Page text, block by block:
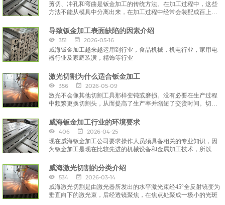
剪切、冲孔和弯曲是钣金加工的传统方法。在加工过程中，这些
方法不能从模具中分离出来，在加工过程中经常会装配成百上千
导致钣金加工表面缺陷的因素介绍
351
2026-05-16
威海钣金加工越来越运用到行业，食品机械，机电行业，家用电
器行业及家庭装潢，精饰等行业
激光切割为什么适合钣金加工
356
2026-05-09
激光不会像其他切割工具那样变钝或磨损。没有必要在生产过程
中频繁更换切割头，从而提高了生产率并缩短了交货时间。切割
威海钣金加工行业的环境要求
406
2026-04-25
现在威海钣金加工公司要求操作人员须具备相关的专业知识，因
为钣金加工是现在比较先进的机械设备和金属加工技术，所以有
能，
威海激光切割的分类介绍
534
2026-03-14
威海激光切割是由激光器所发出的水平激光束经45°全反射镜变为
垂直向下的激光束，后经透镜聚焦，在焦点处聚成一极小的光斑